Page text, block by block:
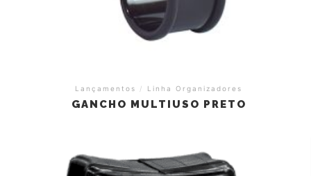
Lançamentos / Linha Organizadores
GANCHO MULTIUSO PRETO